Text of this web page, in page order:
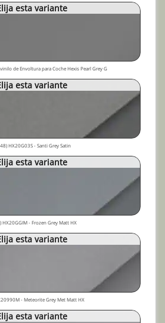
esta variante
de Envoltura para Coche Hexis Pearl Grey G
esta variante
HX20G03S - Santi Grey Satin
esta variante
HX20GGIM - Frozen Grey Matt HX
esta variante
- Meteorite Grey Met Matt HX
esta variante